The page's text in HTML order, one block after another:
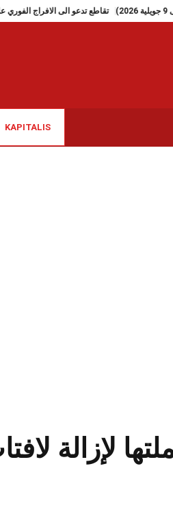
تقاطع تدعو الى
KAPITALIS
لإزالة